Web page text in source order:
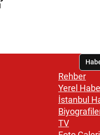
Rehber
Yerel
İstanbul
TV